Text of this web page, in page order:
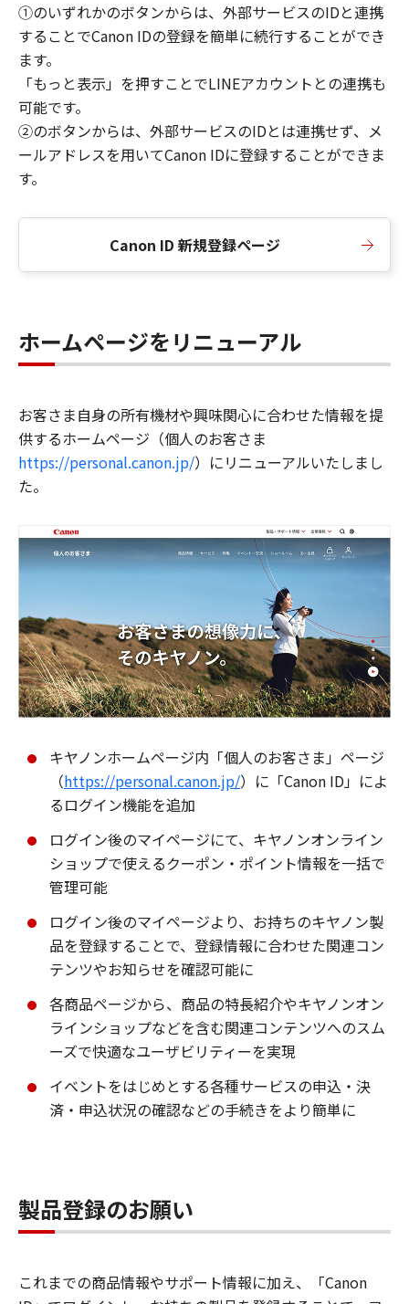
①のいずれかのボタンからは、外部サービスのIDと連携
することでCanon IDの登録を簡単に続行することができ
ます。
「もっと表示」を押すことでLINEアカウントとの連携も
可能です。
②のボタンからは、外部サービスのIDとは連携せず、メ
ールアドレスを用いてCanon IDに登録することができま
す。
Canon ID 新規登録ページ
ホームページをリニューアル
お客さま自身の所有機材や興味関心に合わせた情報を提
供するホームページ（個人のお客さま
https://personal.canon.jp/）にリニューアルいたしまし
た。
キヤノンホームページ内「個人のお客さま」ページ
（https://personal.canon.jp/）に「Canon ID」によ
るログイン機能を追加
ログイン後のマイページにて、キヤノンオンライン
ショップで使えるクーポン・ポイント情報を一括で
管理可能
ログイン後のマイページより、お持ちのキヤノン製
品を登録することで、登録情報に合わせた関連コン
テンツやお知らせを確認可能に
各商品ページから、商品の特長紹介やキヤノンオン
ラインショップなどを含む関連コンテンツへのスム
ーズで快適なユーザビリティーを実現
イベントをはじめとする各種サービスの申込・決
済・申込状況の確認などの手続きをより簡単に
製品登録のお願い
これまでの商品情報やサポート情報に加え、「Canon